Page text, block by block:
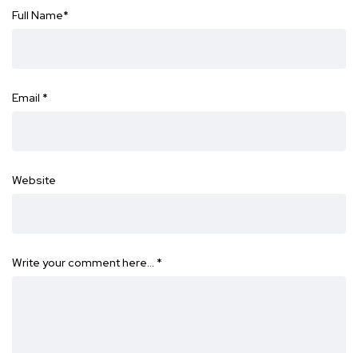
Full Name*
Email *
Website
Write your comment here… *